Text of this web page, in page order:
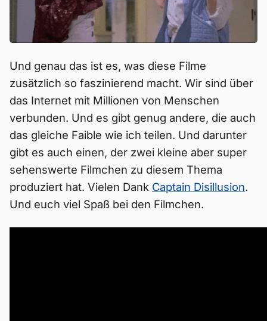
Und genau das ist es, was diese Filme
zusätzlich so faszinierend macht. Wir sind über
das Internet mit Millionen von Menschen
verbunden. Und es gibt genug andere, die auch
das gleiche Faible wie ich teilen. Und darunter
gibt es auch einen, der zwei kleine aber super
sehenswerte Filmchen zu diesem Thema
produziert hat. Vielen Dank Captain Disillusion.
Und euch viel Spaß bei den Filmchen.